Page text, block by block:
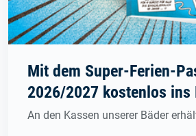
Mit dem Super-Ferien-
2026/2027 kostenlos ins
An den Kassen unserer Bäder